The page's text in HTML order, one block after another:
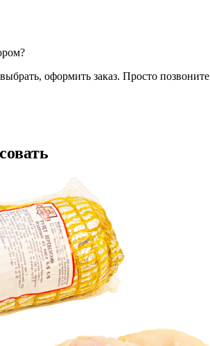
оформить заказ. Просто позвоните